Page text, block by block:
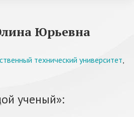
Юрьевна
технический университет,
ученый»: